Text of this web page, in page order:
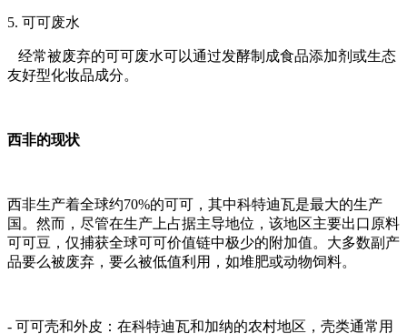
5. 可可废水
经常被废弃的可可废水可以通过发酵制成食品添加剂或生态
友好型化妆品成分。
西非的现状
西非生产着全球约70%的可可，其中科特迪瓦是最大的生产
国。然而，尽管在生产上占据主导地位，该地区主要出口原料
可可豆，仅捕获全球可可价值链中极少的附加值。大多数副产
品要么被废弃，要么被低值利用，如堆肥或动物饲料。
- 可可壳和外皮：在科特迪瓦和加纳的农村地区，壳类通常用